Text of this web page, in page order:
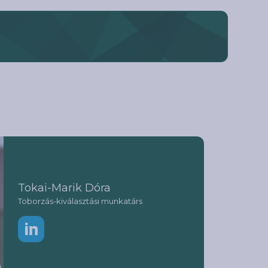
Tokai-Marik Dóra
Toborzás-kiválasztási munkatárs